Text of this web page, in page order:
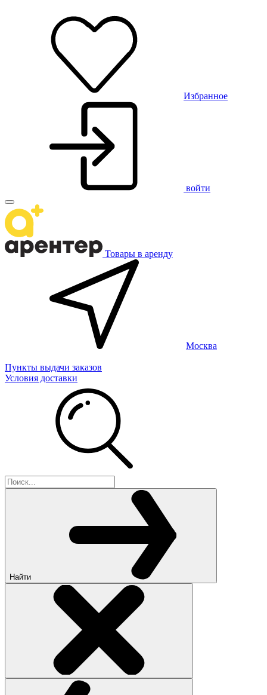
Избранное
войти
Товары в аренду
Москва
Пункты выдачи заказов
Условия доставки
Найти